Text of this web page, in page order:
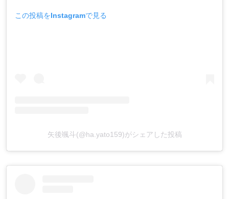
この投稿をInstagramで見る
矢後颯斗(@ha.yato159)がシェアした投稿